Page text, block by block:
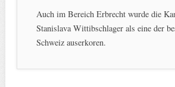
Auch im Bereich Erbrecht wurde die
Stanislava Wittibschlager als eine der
Schweiz auserkoren.